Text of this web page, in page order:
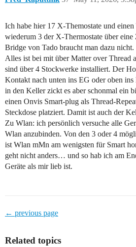
Ich habe hier 17 X-Themostate und
wiederum 3 der X-Thermostate über eine
Bridge von Tado braucht man dazu nicht.
Alles ist bei mit über Matter over Thread
sind über 4 Stockwerke installiert. Der
Kontakt nach unten ins EG oder oben
in den Keller zickt es aber schonmal ein
einen Onvis Smart-plug als Thread-
Steckdose platziert. Damit ist auch der
Zu Wlan: ich persönlich versuche alle
Wlan anzubinden. Von den 3 oder 4
ist Wlan mMn am wenigsten für Smart
geht nicht anders… und so hab ich am
Geräte als mir lieb ist.
← previous page
Related topics